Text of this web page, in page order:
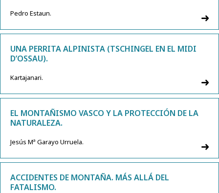
Pedro Estaun.
UNA PERRITA ALPINISTA (TSCHINGEL EN EL MIDI
D’OSSAU).
Kartajanari.
EL MONTAÑISMO VASCO Y LA PROTECCIÓN DE LA
NATURALEZA.
Jesús Mª Garayo Urruela.
ACCIDENTES DE MONTAÑA. MÁS ALLÁ DEL
FATALISMO.